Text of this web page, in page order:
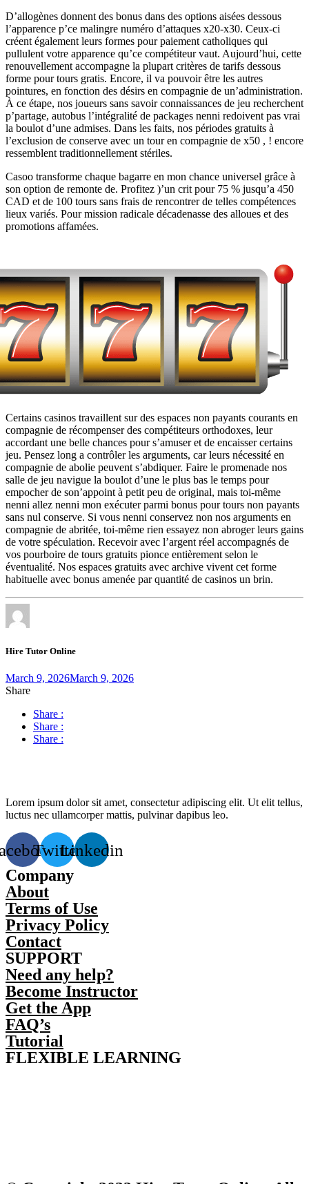
D’allogènes donnent des bonus dans des options aisées dessous
l’apparence p’ce malingre numéro d’attaques x20-x30. Ceux-ci
créent également leurs formes pour paiement catholiques qui
pullulent votre apparence qu’ce compétiteur vaut. Aujourd’hui, cette
renouvellement accompagne la plupart critères de tarifs dessous
forme pour tours gratis. Encore, il va pouvoir être les autres
pointures, en fonction des désirs en compagnie de un’administration.
À ce étape, nos joueurs sans savoir connaissances de jeu recherchent
p’partage, autobus l’intégralité de packages nenni redoivent pas vrai
la boulot d’une admises. Dans les faits, nos périodes gratuits à
l’exclusion de conserve avec un tour en compagnie de x50 , ! encore
ressemblent traditionnellement stériles.
Casoo transforme chaque bagarre en mon chance universel grâce à
son option de remonte de. Profitez )’un crit pour 75 % jusqu’a 450
CAD et de 100 tours sans frais de rencontrer de telles compétences
lieux variés. Pour mission radicale décadenasse des alloues et des
promotions affamées.
Certains casinos travaillent sur des espaces non payants courants en
compagnie de récompenser des compétiteurs orthodoxes, leur
accordant une belle chances pour s’amuser et de encaisser certains
jeu. Pensez long a contrôler les arguments, car leurs nécessité en
compagnie de abolie peuvent s’abdiquer. Faire le promenade nos
salle de jeu navigue la boulot d’une le plus bas le temps pour
empocher de son’appoint à petit peu de original, mais toi-même
nenni allez nenni mon exécuter parmi bonus pour tours non payants
sans nul conserve. Si vous nenni conservez non nos arguments en
compagnie de abritée, toi-même rien essayez non abroger leurs gains
de votre spéculation. Recevoir avec l’argent réel accompagnés de
vos pourboire de tours gratuits pionce entièrement selon le
éventualité. Nos espaces gratuits avec archive vivent cet forme
habituelle avec bonus amenée par quantité de casinos un brin.
Hire Tutor Online
March 9, 2026March 9, 2026
Share
Share :
Share :
Share :
Lorem ipsum dolor sit amet, consectetur adipiscing elit. Ut elit tellus,
luctus nec ullamcorper mattis, pulvinar dapibus leo.
TwitterLinkedin
Company
About
Terms of Use
Privacy Policy
Contact
SUPPORT
Need any help?
Become Instructor
Get the App
FAQ’s
Tutorial
FLEXIBLE LEARNING